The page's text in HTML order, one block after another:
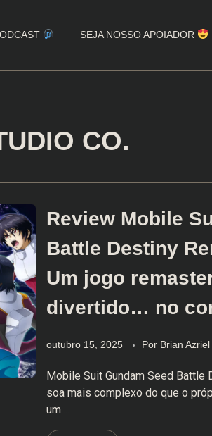
SEJA NOSSO APOIADOR
CO.
Review Mobile
Battle Destiny
Um jogo
divertido… no
outubro 15, 2025 Por Brian Azriel
Mobile Suit Gundam Seed
soa mais complexo do que o
um ...